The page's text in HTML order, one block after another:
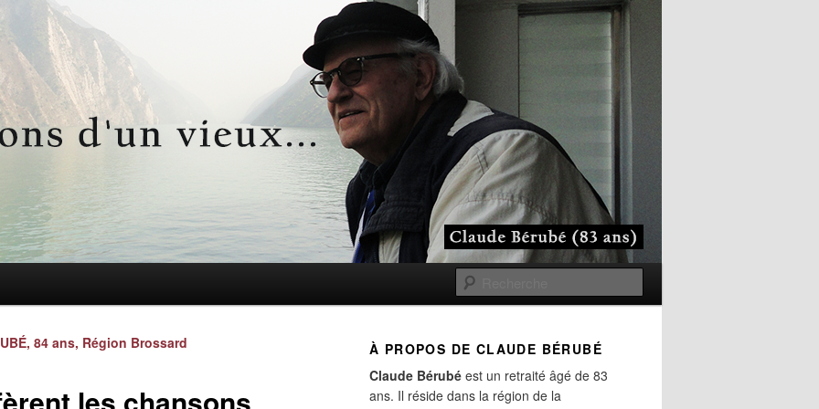
vieux…
Navigation
articles
les chansons
84 ans, Région Brossard
À PROPOS DE CLAUDE BÉRUBÉ
Claude Bérubé est un retraité âgé de 83
ans. Il réside dans la région de la